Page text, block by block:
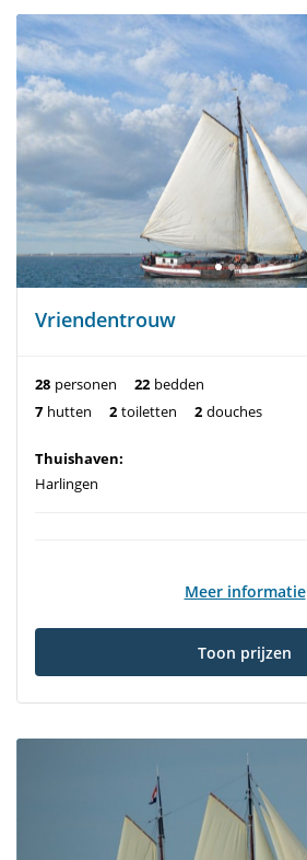
Vriendentrouw
28 personen 22 bedden
7 hutten 2 toiletten 2 douches
Thuishaven:
Harlingen
Meer informatie
Toon prijzen